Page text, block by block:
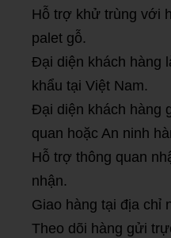
Hỗ trợ khử trùng với
palet gỗ.
Đại diện khách hàng
khẩu tại Việt Nam.
Đại diện khách hàng
quan hoặc An ninh
Hỗ trợ thông quan
nhận.
Giao hàng tại địa chỉ
Theo dõi hàng gửi